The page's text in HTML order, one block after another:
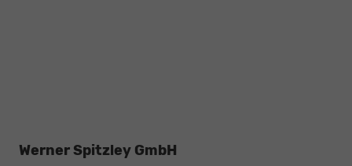
Werner Spitzley GmbH